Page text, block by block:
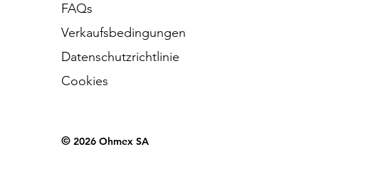
FAQs
Verkaufsbedingungen
Datenschutzrichtlinie
Cookies
© 2026 Ohmex SA